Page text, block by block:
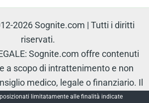
2026 Sognite.com | Tutti i diritti
riservati.
Sognite.com offre contenuti
a scopo di intrattenimento e non
medico, legale o finanziario. Il
e non può essere riprodotto senza
posizionati limitatamente alle finalità indicate